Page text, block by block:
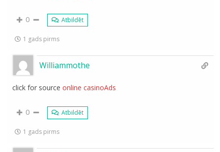
0 Atbildēt
1 gads pirms
Williammothe
click for sourceonline casinoAds
0 Atbildēt
1 gads pirms